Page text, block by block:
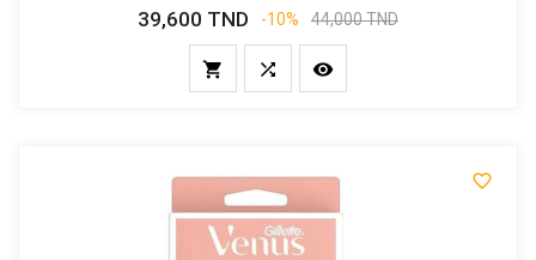
Prix
39,600 TND
Prix
-10% 44,000 TND
  
